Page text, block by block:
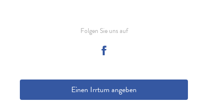
Folgen Sie uns auf
Einen Irrtum angeben